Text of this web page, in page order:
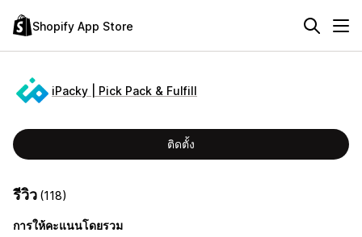
Shopify App Store
iPacky | Pick Pack & Fulfill
ติดตั้ง
รีวิว (118)
การให้คะแนนโดยรวม